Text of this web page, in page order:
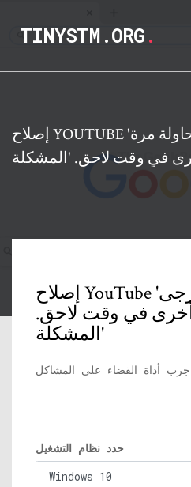
TINYSTM.ORG.
إصلاح YOUTUBE 'حدث خطأ. يرجى المحاولة مرة
في وقت لاحق. 'المشكلة
إصلاح YouTube 'حدث خطأ. يرجى
أخرى في وقت لاحق.
'المشكلة
جرب أداة القضاء على المشاكل
حدد نظام التشغيل